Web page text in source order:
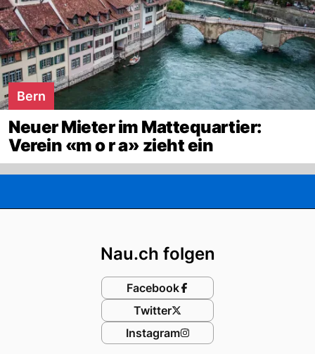
Bern
Neuer Mieter im Mattequartier:
Verein «m o r a» zieht ein
Nau.ch folgen
Facebook
Twitter
Instagram